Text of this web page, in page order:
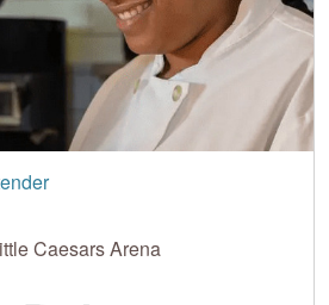
Caesars Arena